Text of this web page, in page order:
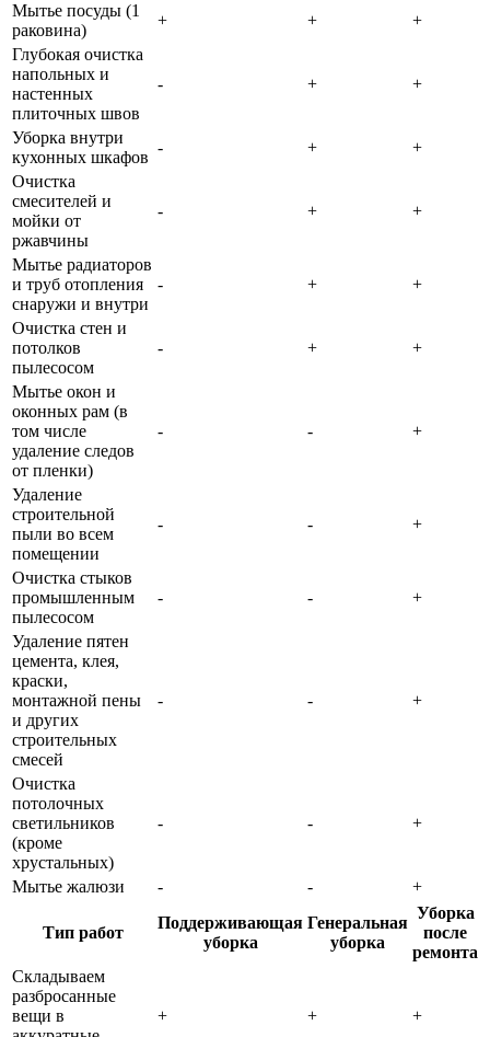
Мытье посуды (1
раковина)
+ +
+
Глубокая очистка
напольных и
настенных
плиточных швов
- + +
Уборка внутри
кухонных шкафов
- +
+
Очистка
смесителей и
мойки от
ржавчины
- + +
Мытье радиаторов
и труб отопления
снаружи и внутри
- + +
Очистка стен и
потолков
пылесосом
- + +
Мытье окон и
оконных рам (в
том числе
удаление следов
от пленки)
- - +
Удаление
строительной
пыли во всем
помещении
- - +
Очистка стыков
промышленным
пылесосом
- - +
Удаление пятен
цемента, клея,
краски,
монтажной пены
и других
строительных
смесей
- - +
Очистка
потолочных
светильников
(кроме
хрустальных)
- - +
Мытье жалюзи - - +
Тип работ
Поддерживающая
уборка
Генеральная
уборка
Уборка
после
ремонта
Складываем
разбросанные
вещи в
+ + +